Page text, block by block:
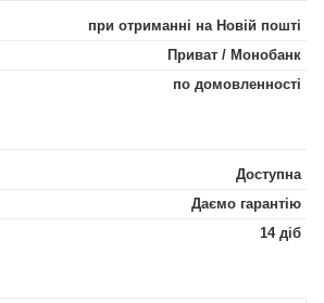
при отриманні на Новій пошті
Приват / Монобанк
по домовленності
Доступна
Даємо гарантію
14 діб